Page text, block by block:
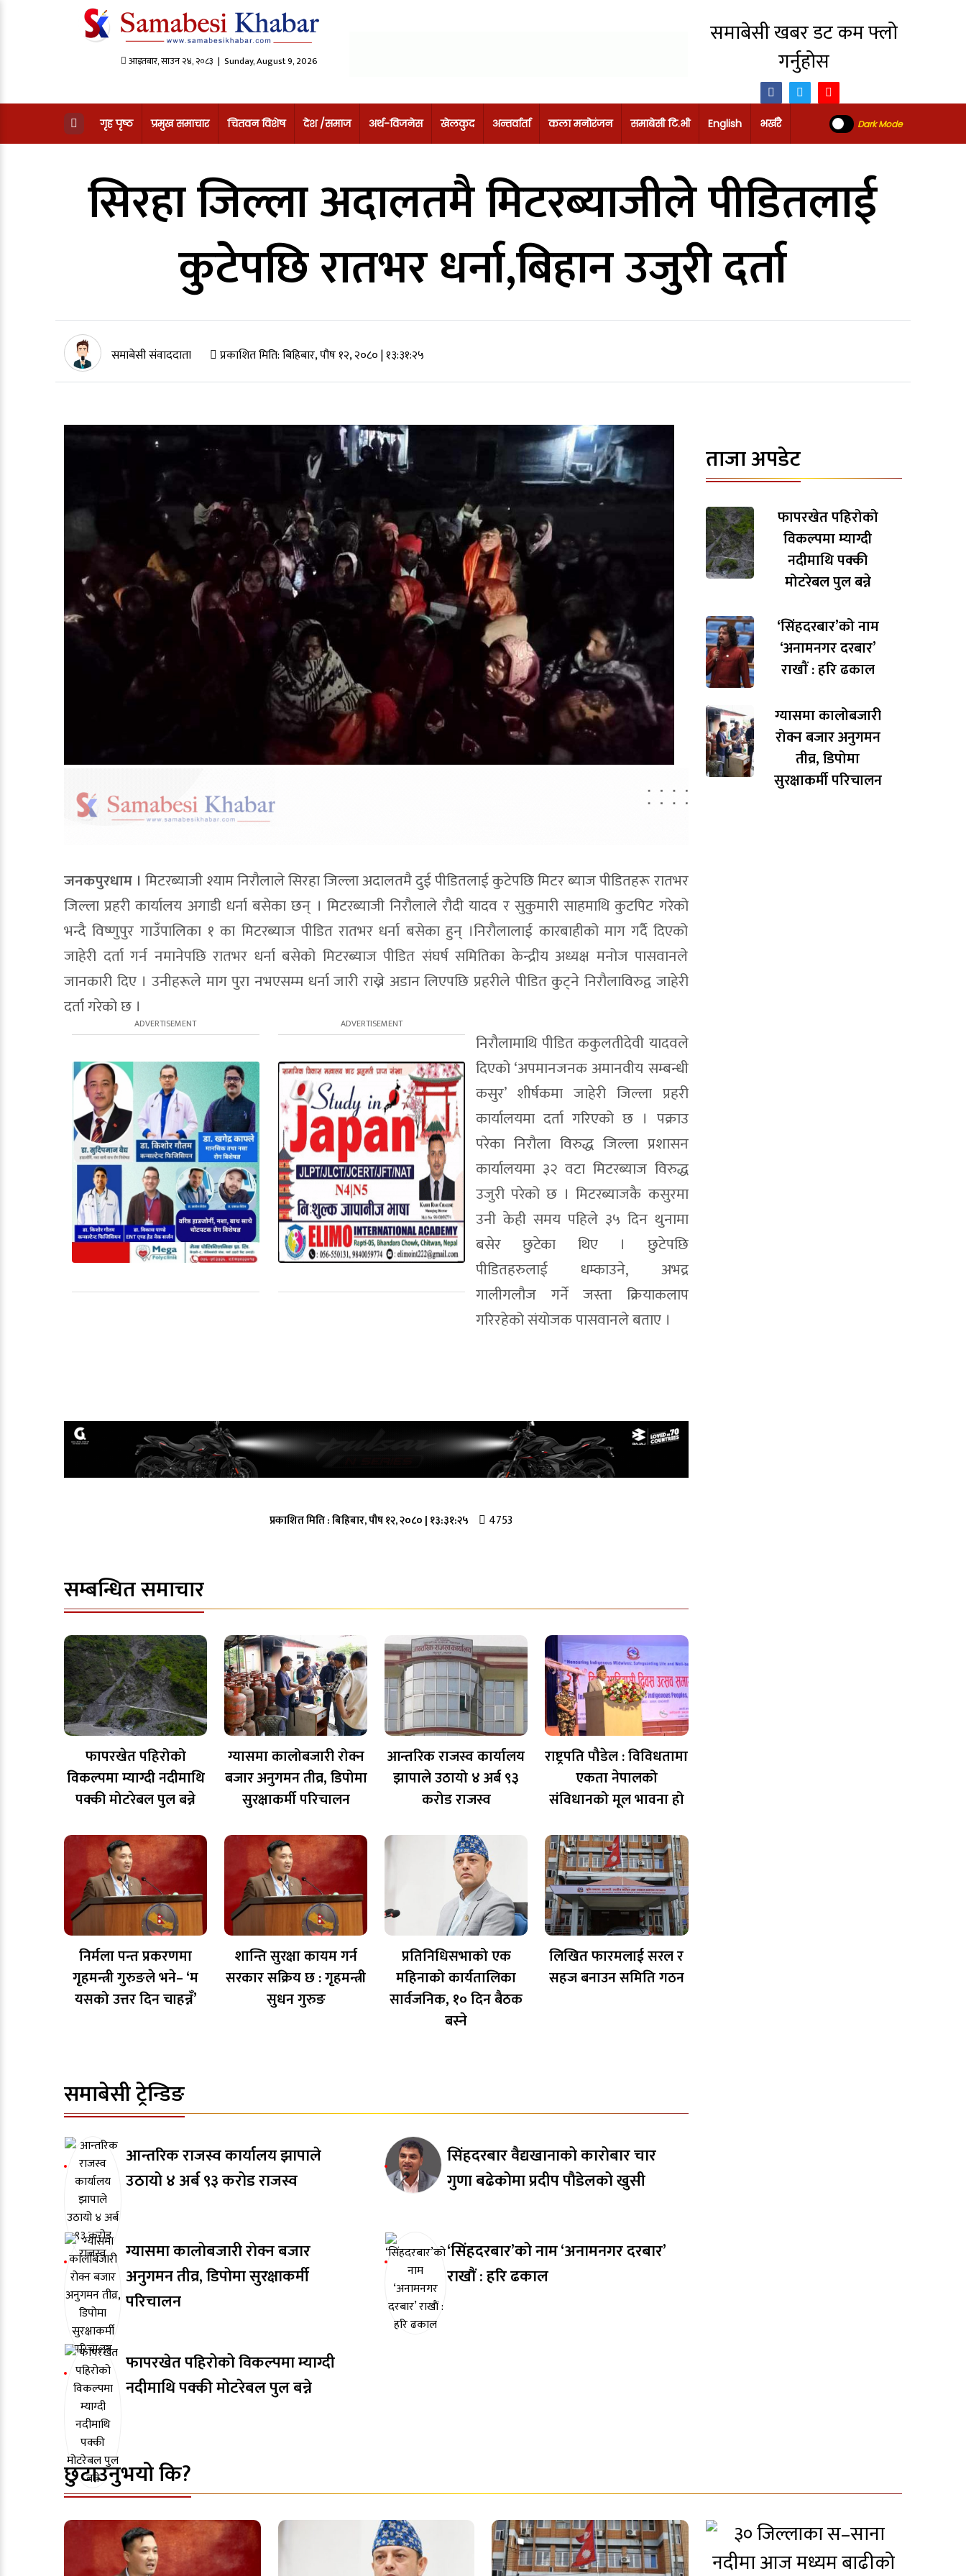
आइतबार,साउन२४,२०८३ | Sunday, August 9, 2026
समाबेसी खबर डट कम फ्लो
गर्नुहोस
गृह पृष्ठ प्रमुख समाचार चितवन विशेष देश /समाज अर्थ-विजनेस खेलकुद अन्तर्वार्ता कला मनोरंजन समाबेसी टि.भी English भर्खरै Dark Mode
सिरहा जिल्ला अदालतमै मिटरब्याजीले पीडितलाई
कुटेपछि रातभर धर्ना,बिहान उजुरी दर्ता
समाबेसी संवाददाता प्रकाशित मिति:बिहिबार, पौष १२, २०८०| १३:३१:२५
जनकपुरधाम । मिटरब्याजी श्याम निरौलाले सिरहा जिल्ला अदालतमै दुई पीडितलाई कुटेपछि मिटर ब्याज पीडितहरू रातभर
जिल्ला प्रहरी कार्यालय अगाडी धर्ना बसेका छन् । मिटरब्याजी निरौलाले रौदी यादव र सुकुमारी साहमाथि कुटपिट गरेको
भन्दै विष्णुपुर गाउँपालिका १ का मिटरब्याज पीडित रातभर धर्ना बसेका हुन् ।निरौलालाई कारबाहीको माग गर्दै दिएको
जाहेरी दर्ता गर्न नमानेपछि रातभर धर्ना बसेको मिटरब्याज पीडित संघर्ष समितिका केन्द्रीय अध्यक्ष मनोज पासवानले
जानकारी दिए । उनीहरूले माग पुरा नभएसम्म धर्ना जारी राख्ने अडान लिएपछि प्रहरीले पीडित कुट्ने निरौलाविरुद्व जाहेरी
दर्ता गरेको छ ।
निरौलामाथि पीडित ककुलतीदेवी यादवले
दिएको ‘अपमानजनक अमानवीय सम्बन्धी
कसुर’ शीर्षकमा जाहेरी जिल्ला प्रहरी
कार्यालयमा दर्ता गरिएको छ । पक्राउ
परेका निरौला विरुद्ध जिल्ला प्रशासन
कार्यालयमा ३२ वटा मिटरब्याज विरुद्ध
उजुरी परेको छ । मिटरब्याजकै कसुरमा
उनी केही समय पहिले ३५ दिन थुनामा
बसेर छुटेका थिए । छुटेपछि
पीडितहरुलाई धम्काउने, अभद्र
गालीगलौज गर्ने जस्ता क्रियाकलाप
गरिरहेको संयोजक पासवानले बताए ।
प्रकाशित मिति :बिहिबार, पौष १२, २०८० | १३:३१:२५ 4753
सम्बन्धित समाचार
फापरखेत पहिरोको
विकल्पमा म्याग्दी नदीमाथि
पक्की मोटरेबल पुल बन्ने
ग्यासमा कालोबजारी रोक्न
बजार अनुगमन तीव्र, डिपोमा
सुरक्षाकर्मी परिचालन
आन्तरिक राजस्व कार्यालय
झापाले उठायो ४ अर्ब ९३
करोड राजस्व
राष्ट्रपति पौडेल : विविधतामा
एकता नेपालको
संविधानको मूल भावना हो
निर्मला पन्त प्रकरणमा
गृहमन्त्री गुरुङले भने– ‘म
यसको उत्तर दिन चाहन्नँ’
शान्ति सुरक्षा कायम गर्न
सरकार सक्रिय छ : गृहमन्त्री
सुधन गुरुङ
प्रतिनिधिसभाको एक
महिनाको कार्यतालिका
सार्वजनिक, १० दिन बैठक
बस्ने
लिखित फारमलाई सरल र
सहज बनाउन समिति गठन
समाबेसी ट्रेन्डिङ
आन्तरिक राजस्व कार्यालय झापाले
उठायो ४ अर्ब ९३ करोड राजस्व
सिंहदरबार वैद्यखानाको कारोबार चार
गुणा बढेकोमा प्रदीप पौडेलको खुसी
ग्यासमा कालोबजारी रोक्न बजार
अनुगमन तीव्र, डिपोमा सुरक्षाकर्मी
परिचालन
‘सिंहदरबार’को नाम ‘अनामनगर दरबार’
राखाैं : हरि ढकाल
फापरखेत पहिरोको विकल्पमा म्याग्दी
नदीमाथि पक्की मोटरेबल पुल बन्ने
ताजा अपडेट
फापरखेत पहिरोको
विकल्पमा म्याग्दी
नदीमाथि पक्की
मोटरेबल पुल बन्ने
‘सिंहदरबार’को नाम
‘अनामनगर दरबार’
राखाैं : हरि ढकाल
ग्यासमा कालोबजारी
रोक्न बजार अनुगमन
तीव्र, डिपोमा
सुरक्षाकर्मी परिचालन
छुटाउनुभयो कि?